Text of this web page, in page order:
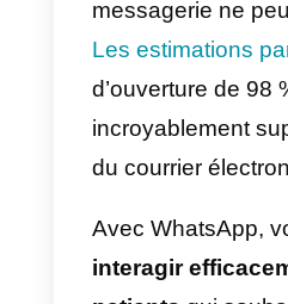
les
ou éliminées.
aider toutes
décident de
leurs
C’est